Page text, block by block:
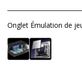
Onglet Émulation de